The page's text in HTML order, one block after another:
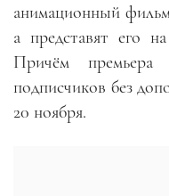
анимационный
а представят его
Причём премьера
подписчиков без
20 ноября.